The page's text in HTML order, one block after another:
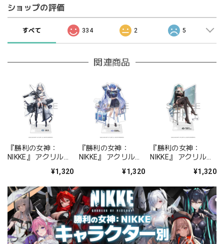
ショップの評価
すべて 334 2 5
関連商品
『勝利の女神：
NIKKE』 アクリルス
¥1,320
『勝利の女神：
NIKKE』 アクリルス
ォーチュンメイト
¥1,320
『勝利の女神：
NIKKE』 アクリルス
シャープレッスン
¥1,320